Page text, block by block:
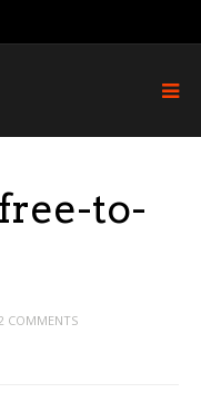
to-
COMMENTS